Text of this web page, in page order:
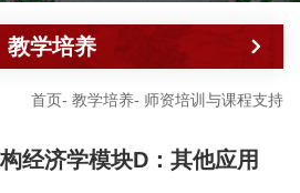
首页- 教学培养- 师资培训与课程支持
教学培养
经济学模块D：其他应用